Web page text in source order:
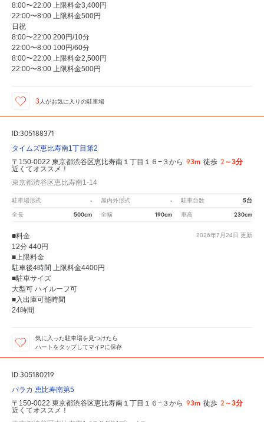
8:00〜22:00 上限料金3,400円
22:00〜8:00 上限料金500円
日祝
8:00〜22:00 200円/10分
22:00〜8:00 100円/60分
8:00〜22:00 上限料金2,500円
22:00〜8:00 上限料金500円
3人がお気に入りの駐車場
ID:305188371
タイムズ恵比寿南1丁目第2
〒150-0022 東京都渋谷区恵比寿南１丁目１６−３から 93m 徒歩 2～3分
近くてオススメ！
東京都渋谷区恵比寿南1-14
駐車場形式 - 屋内外形式 - 駐車台数 5台
全長 500cm 全幅 190cm 車高 230cm
2026年7月24日 更新
■料金
12分 440円
■上限料金
駐車後4時間 上限料金4400円
■駐車サイズ
大型可 ハイルーフ可
■入出庫可能時間
24時間
気に入った駐車場を見つけたら
ハートをタップしてマイPに保存
ID:305180219
パラカ 恵比寿南第5
〒150-0022 東京都渋谷区恵比寿南１丁目１６−３から 93m 徒歩 2～3分
近くてオススメ！